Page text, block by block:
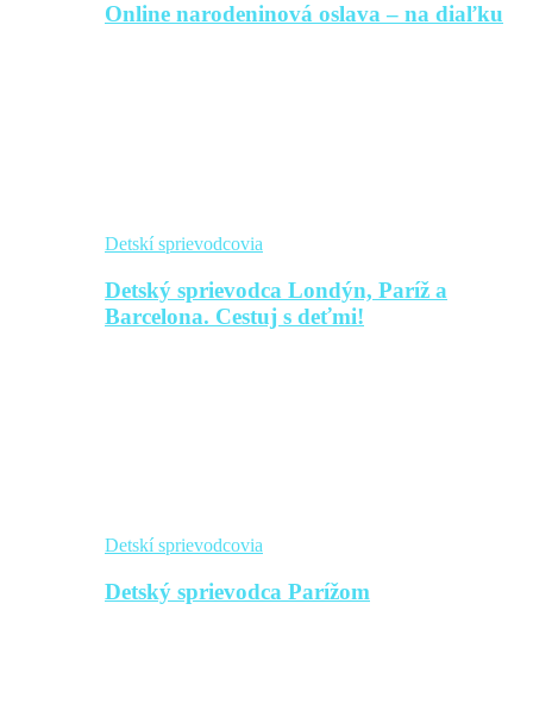
Online narodeninová oslava – na diaľku
Detskí sprievodcovia
Detský sprievodca Londýn, Paríž a
Barcelona. Cestuj s deťmi!
Detskí sprievodcovia
Detský sprievodca Parížom